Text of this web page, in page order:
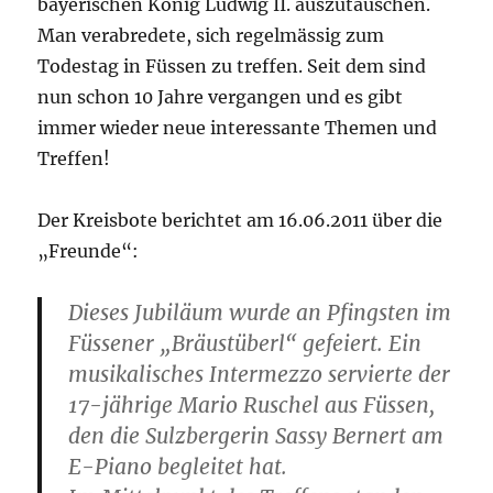
bayerischen König Ludwig II. auszutauschen.
Man verabredete, sich regelmässig zum
Todestag in Füssen zu treffen. Seit dem sind
nun schon 10 Jahre vergangen und es gibt
immer wieder neue interessante Themen und
Treffen!
Der Kreisbote berichtet am 16.06.2011 über die
„Freunde“:
Dieses Jubiläum wurde an Pfingsten im
Füssener „Bräustüberl“ gefeiert. Ein
musikalisches Intermezzo servierte der
17-jährige Mario Ruschel aus Füssen,
den die Sulzbergerin Sassy Bernert am
E-Piano begleitet hat.